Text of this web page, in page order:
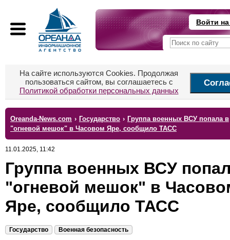
Войти
На сайте используются Cookies. Продолжая
пользоваться сайтом, вы соглашаетесь с
Политикой обработки персональных данных
Oreanda-News.com › Государство › Группа военных ВСУ попала в
"огневой мешок" в Часовом Яре, сообщило ТАСС
11.01.2025, 11:42
Группа военных ВСУ
"огневой мешок" в
Яре, сообщило ТАСС
Государство Военная безопасность